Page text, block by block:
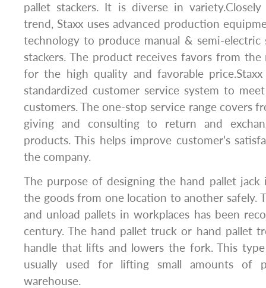
pallet stackers. It is diverse in
trend, Staxx uses advanced production
technology to produce manual & semi-electric
stackers. The product receives favors from
for the high quality and favorable
standardized customer service system to
customers. The one-stop service range covers
giving and consulting to return and
products. This helps improve customer’s
the company.
The purpose of designing the hand pallet
the goods from one location to another safely.
and unload pallets in workplaces has been
century. The hand pallet truck or hand pallet
handle that lifts and lowers the fork. This
usually used for lifting small amounts of
warehouse.